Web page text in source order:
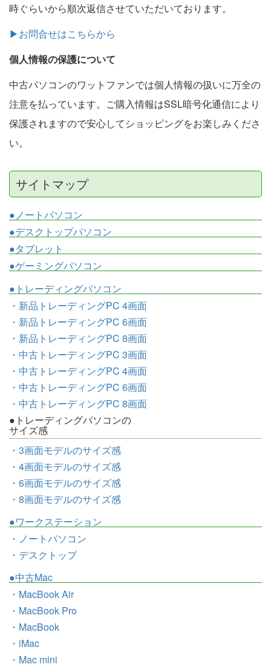
時ぐらいから順次返信させていただいております。
▶お問合せはこちらから
個人情報の保護について
中古パソコンのワットファンでは個人情報の扱いに万全の
注意を払っています。ご購入情報はSSL暗号化通信により
保護されますので安心してショッピングをお楽しみくださ
い。
サイトマップ
●ノートパソコン
●デスクトップパソコン
●タブレット
●ゲーミングパソコン
●トレーディングパソコン
・新品トレーディングPC 4画面
・新品トレーディングPC 6画面
・新品トレーディングPC 8画面
・中古トレーディングPC 3画面
・中古トレーディングPC 4画面
・中古トレーディングPC 6画面
・中古トレーディングPC 8画面
●トレーディングパソコンの
サイズ感
・3画面モデルのサイズ感
・4画面モデルのサイズ感
・6画面モデルのサイズ感
・8画面モデルのサイズ感
●ワークステーション
・ノートパソコン
・デスクトップ
●中古Mac
・MacBook Air
・MacBook Pro
・MacBook
・iMac
・Mac mini